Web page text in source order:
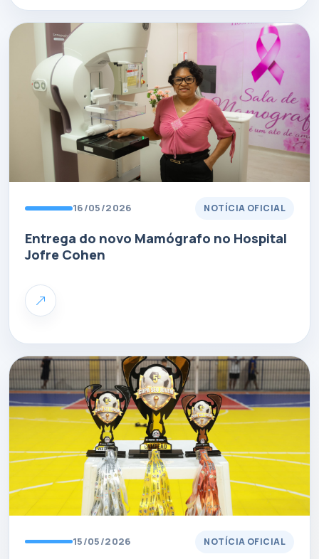
16/05/2026 NOTÍCIA OFICIAL
Entrega do novo Mamógrafo no Hospital
Jofre Cohen
15/05/2026 NOTÍCIA OFICIAL